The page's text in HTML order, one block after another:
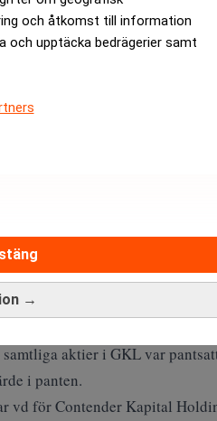
och åtkomst till information
och upptäcka bedrägerier samt
→
och Lindh är en del av
såldes för flera hundra
för Dabah, Johan Ulander,
miljoner kronor jämte ränta,
att låta panthavarna till
i GKL på 306 miljoner
att få in pengarna från
kronor och 12 procent
aktier i GKL var
i panten.
vd för Contender Kapital